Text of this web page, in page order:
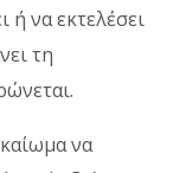
ή να εκτελέσει
τη
να